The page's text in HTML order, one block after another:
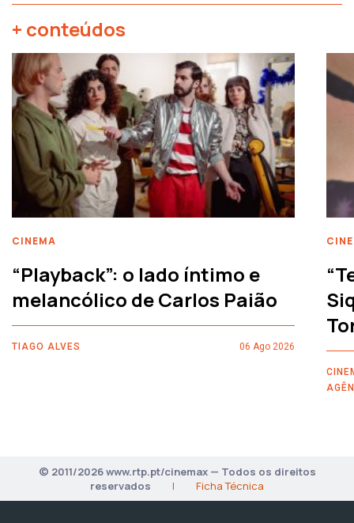
+ conteúdos
CINEMA
“Playback”: o lado íntimo e
melancólico de Carlos Paião
TIAGO ALVES 06 Ago 2026
© 2011/2026 www.rtp.pt/cinemax — Todos os direitos
reservados
| Ficha Técnica